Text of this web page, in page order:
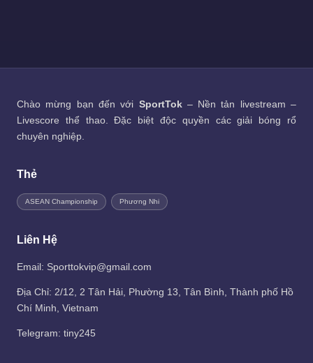
Chào mừng bạn đến với SportTok– Nền tản livestream –
Livescore thể thao. Đặc biệt độc quyền các giải bóng rổ
chuyên nghiệp.
Thẻ
ASEAN Championship Phương Nhi
Liên Hệ
Email: Sporttokvip@gmail.com
Địa Chỉ: 2/12, 2 Tân Hải, Phường 13, Tân Bình, Thành phố Hồ
Chí Minh, Vietnam
Telegram: tiny245